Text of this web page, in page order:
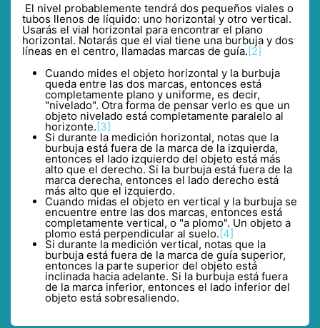
El nivel probablemente tendrá dos pequeños viales o
tubos llenos de líquido: uno horizontal y otro vertical.
Usarás el vial horizontal para encontrar el plano
horizontal. Notarás que el vial tiene una burbuja y dos
líneas en el centro, llamadas marcas de guía.[2]
Cuando mides el objeto horizontal y la burbuja
queda entre las dos marcas, entonces está
completamente plano y uniforme, es decir,
"nivelado". Otra forma de pensar verlo es que un
objeto nivelado está completamente paralelo al
horizonte.[3]
Si durante la medición horizontal, notas que la
burbuja está fuera de la marca de la izquierda,
entonces el lado izquierdo del objeto está más
alto que el derecho. Si la burbuja está fuera de la
marca derecha, entonces el lado derecho está
más alto que el izquierdo.
Cuando midas el objeto en vertical y la burbuja se
encuentre entre las dos marcas, entonces está
completamente vertical, o "a plomo". Un objeto a
plomo está perpendicular al suelo.[4]
Si durante la medición vertical, notas que la
burbuja está fuera de la marca de guía superior,
entonces la parte superior del objeto está
inclinada hacia adelante. Si la burbuja está fuera
de la marca inferior, entonces el lado inferior del
objeto está sobresaliendo.